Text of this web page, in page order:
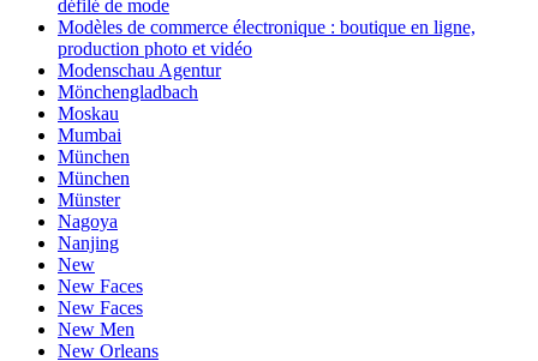
défilé de mode
Modèles de commerce électronique : boutique en ligne,
production photo et vidéo
Modenschau Agentur
Mönchengladbach
Moskau
Mumbai
München
München
Münster
Nagoya
Nanjing
New
New Faces
New Faces
New Men
New Orleans